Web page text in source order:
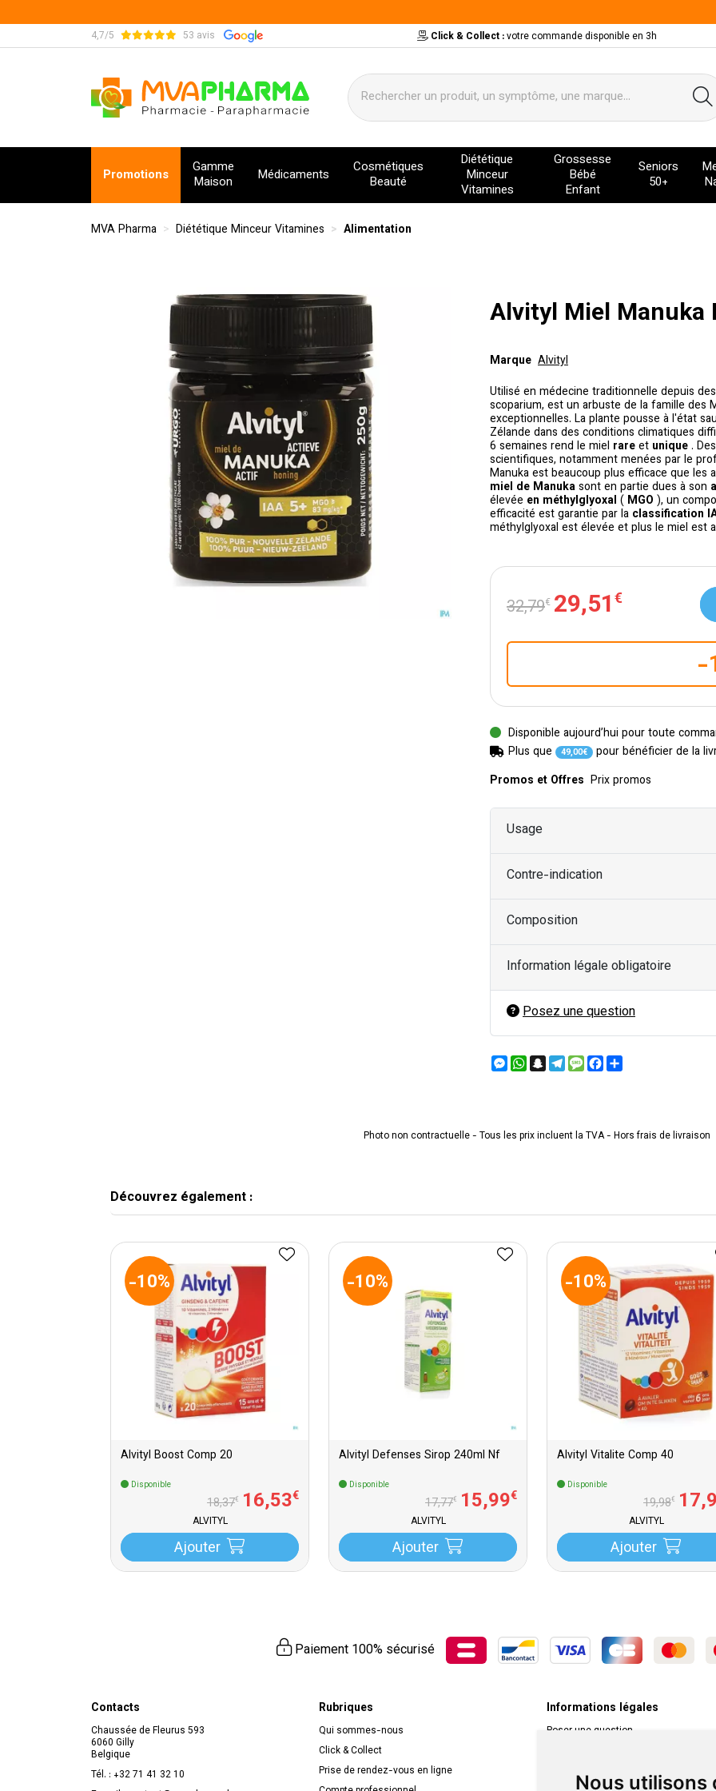
Nous utilisons
4,7/5 53 avis Click & Collect :votre commande disponible en 3h
MVA Pharma Votre pharmacie en ligne à votre service
Promotions
Gamme
Maison
Médicaments
Cosmétiques
Beauté
Diététique
Minceur
Vitamines
Grossesse
Bébé
Enfant
Seniors
50+
MVA Pharma Diététique Minceur Vitamines Alimentation
Alvityl Miel Manuka
Marque Alvityl
Utilisé en médecine traditionnelle depuis
scoparium, est un arbuste de la famille des
exceptionnelles. La plante pousse à l'état
Zélande dans des conditions climatiques
6 semaines rend le miel rareet unique.
scientifiques, notamment menées par le
Manuka est beaucoup plus efficace que les
miel de Manukasont en partie dues à son
élevée en méthylglyoxal ( MGO ), un
efficacité est garantie par la classification
méthylglyoxal est élevée et plus le miel est
32,79€ 29,51€
-
Disponible aujourd’hui pour toute
Plus que
49,00€ pour bénéficier de la
Promos et Offres Prix promos
Usage
Contre-indication
Composition
Information légale obligatoire
Posez une question
Messenger
WhatsApp
Snapchat
Telegram
MessageFacebook
Photo non contractuelle - Tous les prix incluent la TVA - Hors frais de livraison
Découvrez également :
-10%
Alvityl Boost Comp 20
Disponible
18,37€ 16,53€
ALVITYL
Ajouter
-10%
Alvityl Defenses Sirop 240ml Nf
Disponible
17,77€ 15,99€
ALVITYL
Ajouter
-10%
Alvityl Vitalite Comp 40
Disponible
19,98€ 17,
ALVITYL
Ajouter
Paiement 100% sécurisé
Contacts
Chaussée de Fleurus 593
6060 Gilly
Belgique
Tél. : +32 71 41 32 10
Rubriques
Qui sommes-nous
Click & Collect
Prise de rendez-vous en ligne
Informations légales
Poser une question